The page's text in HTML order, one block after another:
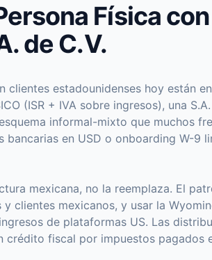
Física
de C.V.
clientes estadounidenses hoy están
(ISR + IVA sobre ingresos), una
informal-mixto que muchos
bancarias en USD o onboarding W-9
mexicana, no la reemplaza. El
y clientes mexicanos, y usar la
de plataformas US. Las
crédito fiscal por impuestos pagados